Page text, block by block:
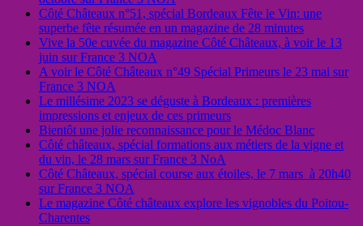
Côté Châteaux n°51, spécial Bordeaux Fête le Vin: une
superbe fête résumée en un magazine de 28 minutes
Vive la 50e cuvée du magazine Côté Châteaux, à voir le 13
juin sur France 3 NOA
A voir le Côté Châteaux n°49 Spécial Primeurs le 23 mai sur
France 3 NOA
Le millésime 2023 se déguste à Bordeaux : premières
impressions et enjeux de ces primeurs
Bientôt une jolie reconnaissance pour le Médoc Blanc
Côté châteaux, spécial formations aux métiers de la vigne et
du vin, le 28 mars sur France 3 NoA
Côté Châteaux, spécial course aux étoiles, le 7 mars à 20h40
sur France 3 NOA
Le magazine Côté châteaux explore les vignobles du Poitou-
Charentes